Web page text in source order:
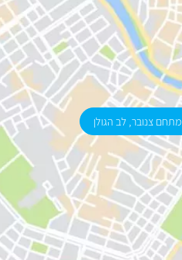
מתחם צנובר, לב הגולן